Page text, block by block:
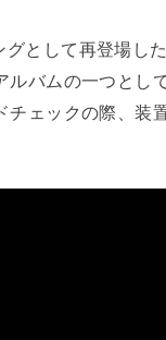
として再登場し
バムの一つとし
ェックの際、装